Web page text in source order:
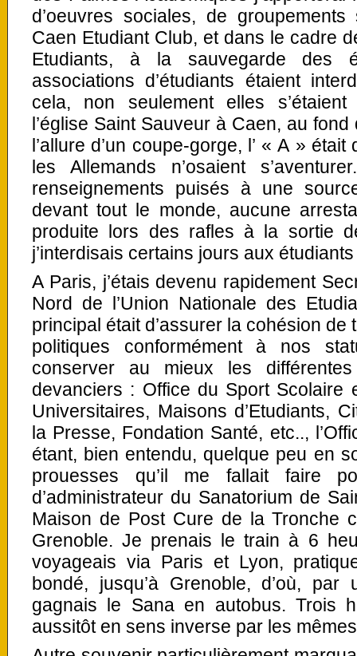
d’oeuvres sociales, de
Caen Etudiant Club, et dans le cadre
Etudiants, à la sauvegarde des
associations d’étudiants étaient
cela, non seulement elles
l’église Saint Sauveur à Caen, au
l’allure d’un coupe-gorge, l’ « A »
les Allemands n’osaient
renseignements puisés à une
devant tout le monde, aucune
produite lors des rafles à la sortie
j’interdisais certains jours aux
A Paris, j’étais devenu rapidement
Nord de l’Union Nationale des
principal était d’assurer la cohésion
politiques conformément à nos
conserver au mieux les
devanciers : Office du Sport Scolaire
Universitaires, Maisons d’Etudiants,
la Presse, Fondation Santé, etc..,
étant, bien entendu, quelque peu en
prouesses qu’il me fallait faire
d’administrateur du Sanatorium de
Maison de Post Cure de la Tronche
Grenoble. Je prenais le train à 6
voyageais via Paris et Lyon,
bondé, jusqu’à Grenoble, d’où,
gagnais le Sana en autobus. Trois
aussitôt en sens inverse par les